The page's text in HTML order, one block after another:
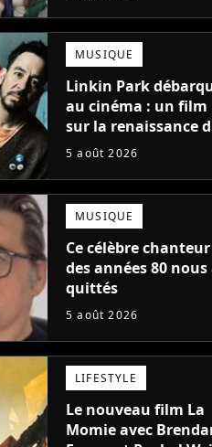
une suite...
totalement
MUSIQUE
Linkin Park
au cinéma : un film
sur la renaissance
groupe arrive en
5 août 2026
MUSIQUE
Ce célèbre chanteur
des années 80 nous
quittés
5 août 2026
LIFESTYLE
Le nouveau film La
Momie avec